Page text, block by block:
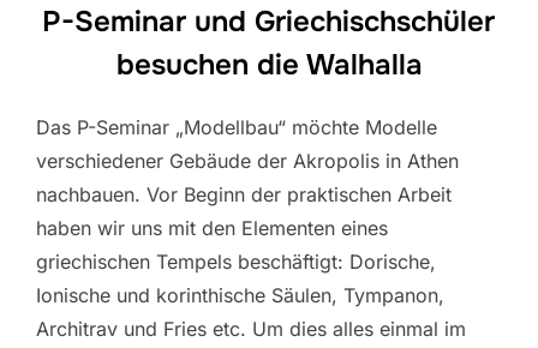
P-Seminar und Griechischschüler
besuchen die Walhalla
Das P-Seminar „Modellbau“ möchte Modelle
verschiedener Gebäude der Akropolis in Athen
nachbauen. Vor Beginn der praktischen Arbeit
haben wir uns mit den Elementen eines
griechischen Tempels beschäftigt: Dorische,
Ionische und korinthische Säulen, Tympanon,
Architrav und Fries etc. Um dies alles einmal im